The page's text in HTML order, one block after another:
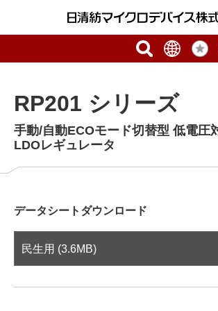
RP201 シリーズ
手動/自動ECOモード切替型 低電圧
LDOレギュレータ
データシートダウンロード
民生用 (3.6MB)